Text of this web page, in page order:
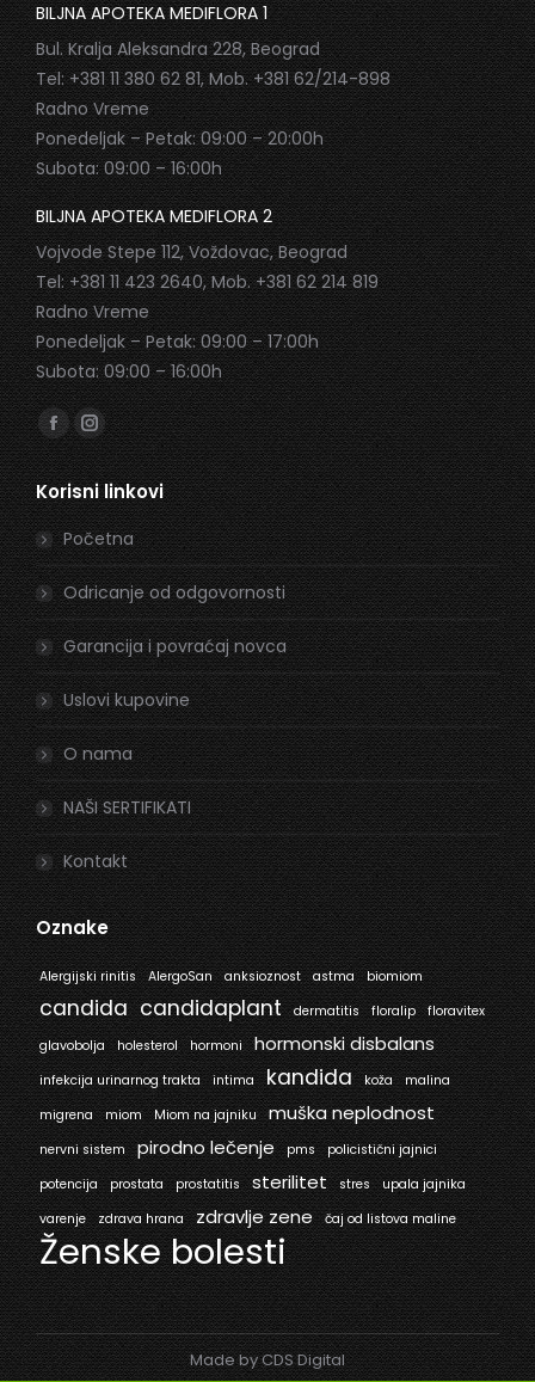
BILJNA APOTEKA MEDIFLORA 1
Bul. Kralja Aleksandra 228, Beograd
Tel: +381 11 380 62 81, Mob. +381 62/214-898
Radno Vreme
Ponedeljak – Petak: 09:00 – 20:00h
Subota: 09:00 – 16:00h
BILJNA APOTEKA MEDIFLORA 2
Vojvode Stepe 112, Voždovac, Beograd
Tel: +381 11 423 2640, Mob. +381 62 214 819
Radno Vreme
Ponedeljak – Petak: 09:00 – 17:00h
Subota: 09:00 – 16:00h
Find us on:
Facebook
page
opens
in
new
window
Instagram
page
opens
in
new
window
Korisni linkovi
Početna
Odricanje od odgovornosti
Garancija i povraćaj novca
Uslovi kupovine
O nama
NAŠI SERTIFIKATI
Kontakt
Oznake
Alergijski rinitis AlergoSan anksioznost astma biomiom
candida candidaplant dermatitis floralip
floravitex
glavobolja
holesterol hormoni hormonski disbalans
infekcija urinarnog trakta intima kandida koža
malina
migrena
miom Miom na jajniku muška neplodnost
nervni sistem pirodno lečenje pms
policistični jajnici
potencija
prostata prostatitis sterilitet stres
upala jajnika
varenje
zdrava hrana zdravlje zene čaj od listova maline
Ženske bolesti
Made by CDS Digital